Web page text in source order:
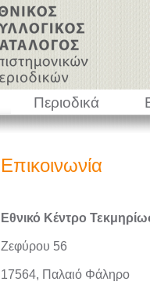
Περιοδικά
Επικοινωνία
Εθνικό Κέντρο
Ζεφύρου 56
17564, Παλαιό Φάληρο